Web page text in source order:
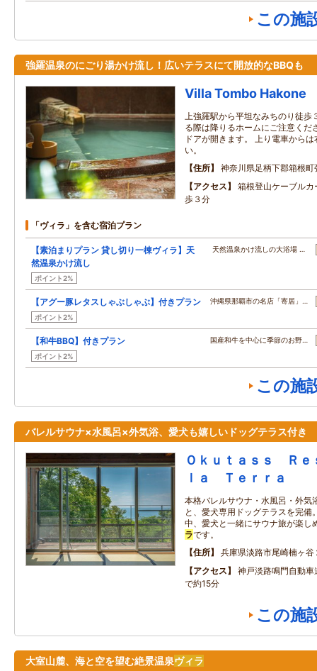
この施
強羅温泉のにごり湯かけ流し！広いテラスにて開放的なBBQも
Villa Tombo Hakone
上強羅駅から平坦なみちのり徒歩
る際は降りるホームにご注意くだ
ドアが開きます。 上り電車から
い。
住所
神奈川県足柄下郡箱根
アクセス
箱根登山ケーブル
歩３分
「ヴィラ」を含む宿泊プラン
【素泊まりプラン 貸し切り一棟ヴィラ】天
然温泉かけ流し
ポイント2%
天然温泉かけ流しの大浴場 …
【アグー豚レタスしゃぶしゃぶ】付きプラン
ポイント2%
沖縄県那覇市の名店「寄居」…
【和牛BBQ】付きプラン
ポイント2%
国産和牛を中心に季節のお野…
この施
バレルサウナ×水風呂×外気浴、愛犬も嬉しいドッグテラス付き
Ｏｋｕｔａｓｓ Ｒ
ｌａ Ｔｅｒｒａ
本格バレルサウナ・水風呂・外気
と、愛犬専用ドッグテラスを完備
中、愛犬と一緒にサウナ旅が楽し
ラです。
住所
兵庫県淡路市尾崎楠ヶ谷
アクセス
神戸淡路鳴門自動
で約15分
この施
大室山麓、海と空を望む絶景温泉ヴィラ